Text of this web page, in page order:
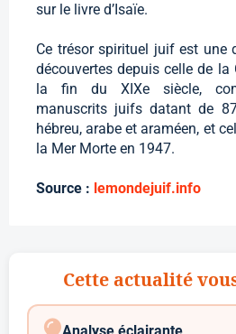
sur le livre d’Isaïe.
Ce trésor spirituel juif est une
découvertes depuis celle de la
la fin du XIXe siècle,
manuscrits juifs datant de
hébreu, arabe et araméen, et
la Mer Morte en 1947.
Source : lemondejuif.info
Cette actualité